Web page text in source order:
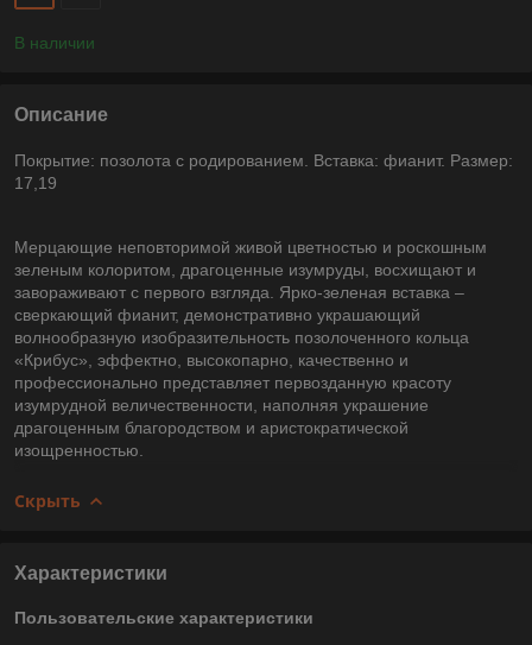
В наличии
Описание
Покрытие: позолота с родированием. Вставка: фианит. Размер:
17,19
Мерцающие неповторимой живой цветностью и роскошным
зеленым колоритом, драгоценные изумруды, восхищают и
завораживают с первого взгляда. Ярко-зеленая вставка –
сверкающий фианит, демонстративно украшающий
волнообразную изобразительность позолоченного кольца
«Крибус», эффектно, высокопарно, качественно и
профессионально представляет первозданную красоту
изумрудной величественности, наполняя украшение
драгоценным благородством и аристократической
изощренностью.
Скрыть
Характеристики
Пользовательские характеристики